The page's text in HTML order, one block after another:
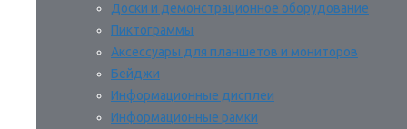
Доски и демонстрационное оборудование
Пиктограммы
Аксессуары для планшетов и мониторов
Бейджи
Информационные дисплеи
Информационные рамки